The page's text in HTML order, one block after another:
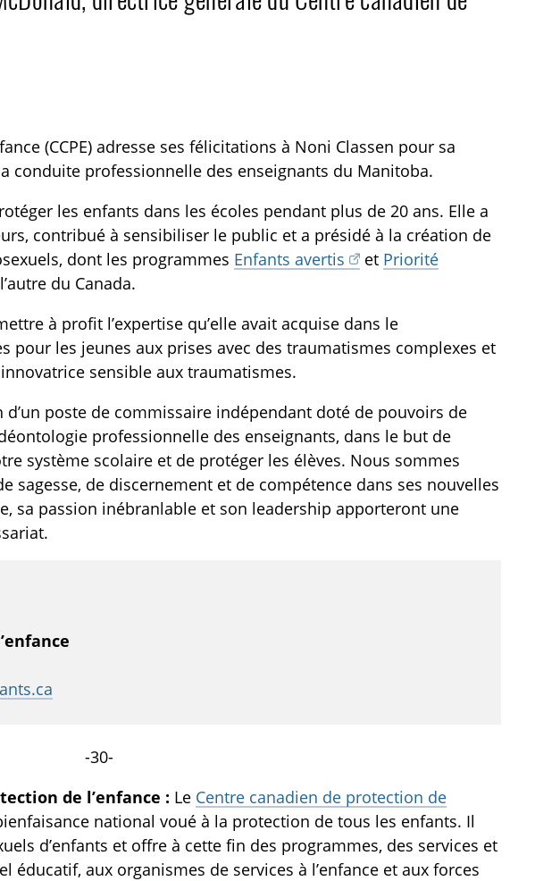
TOGGLE MANQUEMENTS DES TECHNOS SUBLIST
(CCPE) adresse ses félicitations à Noni Classen pour sa
conduite professionnelle des enseignants du Manitoba.
les enfants dans les écoles pendant plus de 20 ans. Elle a
contribué à sensibiliser le public et a présidé à la création de
dont les programmes Enfants avertis et Priorité
du Canada.
à profit l’expertise qu’elle avait acquise dans le
pour les jeunes aux prises avec des traumatismes complexes et
sensible aux traumatismes.
d’un poste de commissaire indépendant doté de pouvoirs de
professionnelle des enseignants, dans le but de
système scolaire et de protéger les élèves. Nous sommes
sagesse, de discernement et de compétence dans ses nouvelles
sa passion inébranlable et son leadership apporteront une
-30-
de l’enfance : Le Centre canadien de protection de
national voué à la protection de tous les enfants. Il
d’enfants et offre à cette fin des programmes, des services et
éducatif, aux organismes de services à l’enfance et aux forces